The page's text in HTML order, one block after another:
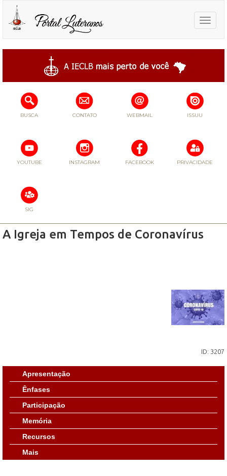
Toggle
BUSCA CONTATO WEBMAIL ISSUU
YOUTUBE INSTAGRAM FACEBOOK PRIVACIDADE
SIG
A Igreja em Tempos de Coronavírus
ID: 3207
Apresentação
Ênfases
Participação
Memória
Recursos
Mais